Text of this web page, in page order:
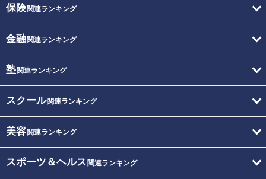
保険関連ランキング
金融関連ランキング
塾関連ランキング
スクール関連ランキング
美容関連ランキング
スポーツ＆ヘルス 関連ランキング